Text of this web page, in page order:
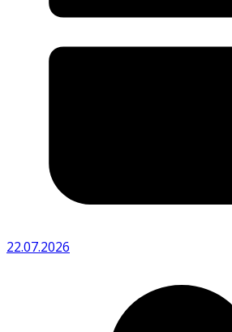
22.07.2026